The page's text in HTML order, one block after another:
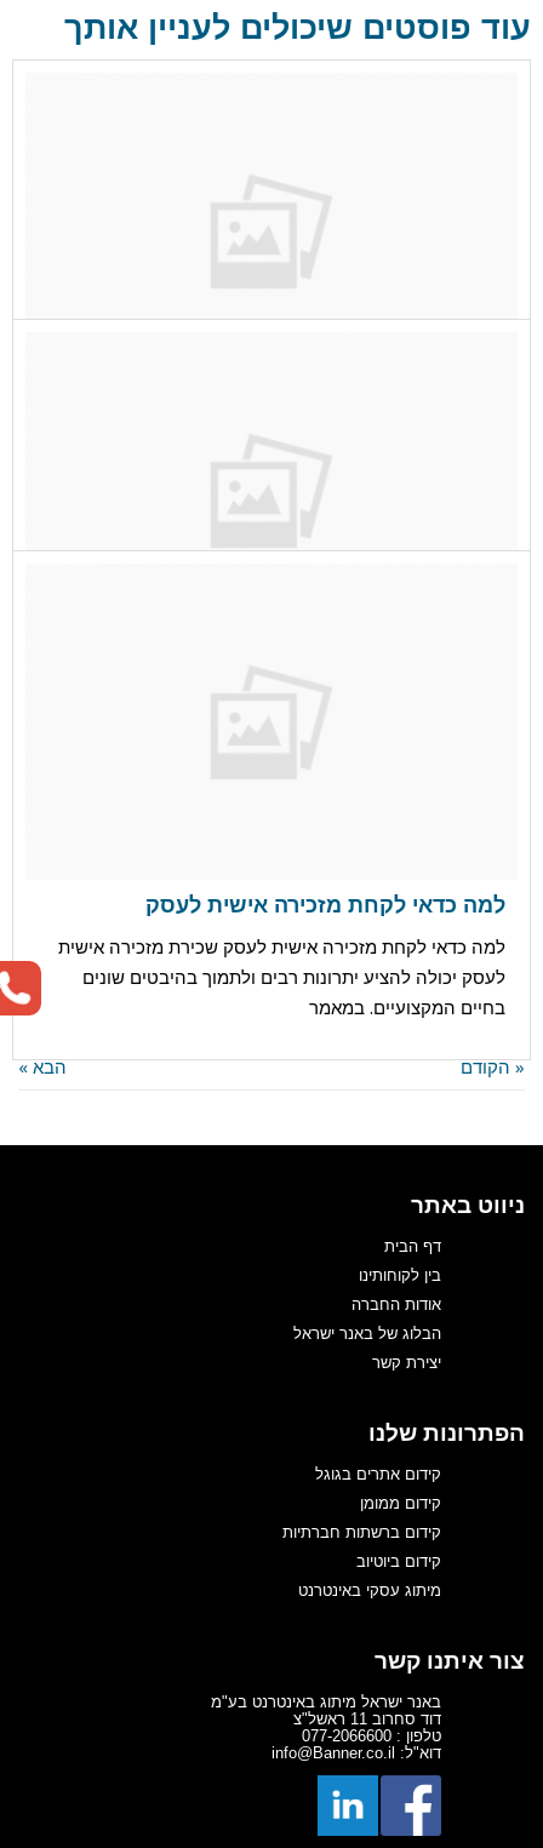
עוד פוסטים שיכולים לעניין אותך
כיצד לתת שירות קידום אתרים מקצועי ואיך לגרום לתוצאות
Engine
למה חשוב לקדם אתרי איקומרס בגוגל
למה חשוב לקדם אתרי איקומרס בגוגל קידום אתרי איקומרס
בגוגל הוא חיוני להנעת תנועה, הגדלת הנראות ומקסום
למה כדאי לקחת מזכירה אישית לעסק
למה כדאי לקחת מזכירה אישית לעסק שכירת מזכירה אישית
לעסק יכולה להציע יתרונות רבים ולתמוך בהיבטים שונים
בחיים המקצועיים. במאמר
פורסם ב:מאמרים
« הקודם הבא »
ניווט באתר
דף הבית
בין לקוחותינו
אודות החברה
הבלוג של באנר ישראל
יצירת קשר
הפתרונות שלנו
קידום אתרים בגוגל
קידום ממומן
קידום ברשתות חברתיות
קידום ביוטיוב
מיתוג עסקי באינטרנט
צור איתנו קשר
באנר ישראל מיתוג באינטרנט בע"מ
דוד סחרוב 11 ראשל"צ
טלפון : 077-2066600
דוא"ל: info@Banner.co.il